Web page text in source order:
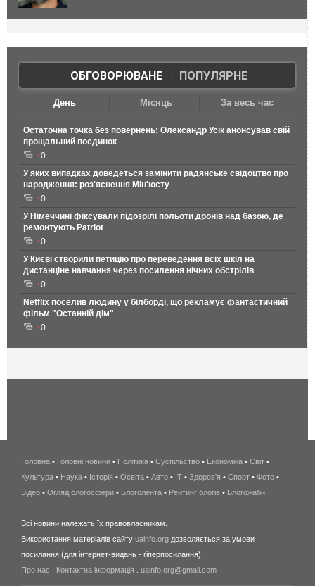
ОБГОВОРЮВАНЕ| ПОПУЛЯРНЕ
День Місяць За весь час
Остаточна точка без повернень: Олександр Усік анонсував свій
прощальний поєдинок
0
У яких випадках доведеться замінити радянське свідоцтво про
народження: роз'яснення Мін'юсту
0
У Німеччині фіксували підозрілі польоти дронів над базою, де
ремонтують Patriot
0
У Києві створили петицію про переведення всіх шкіл на
дистанціне навчання через посилення нічних обстрілів
0
Netflix поселив людину у білборді, що рекламує фантастичний
фільм "Останній дім"
0
беспроводной
интернет
киев
wimax
в
Головна • Головні новини • Політика • Суспільство • Економіка • Світ •
Культура • Наука • Історія • Освіта • Авто • IT • Здоров'я • Спорт • Фото •
Відео • Огляд блогосфери • Блоголента • Рейтинг блогів • Блогожаби
Всі новини належать їх правовласникам.
Використання матеріалів сайту uainfo.org дозволяється за умови
посилання (для інтернет-видань - гіперпосилання).
Про нас
Контактна інформація uainfo.org@gmail.com